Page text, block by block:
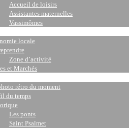
Accueil de loisirs
Assistantes maternelles
Vassimômes
locale
Zone d’activité
et Marchés
rétro du moment
du temps
Les ponts
Saint Psalmet